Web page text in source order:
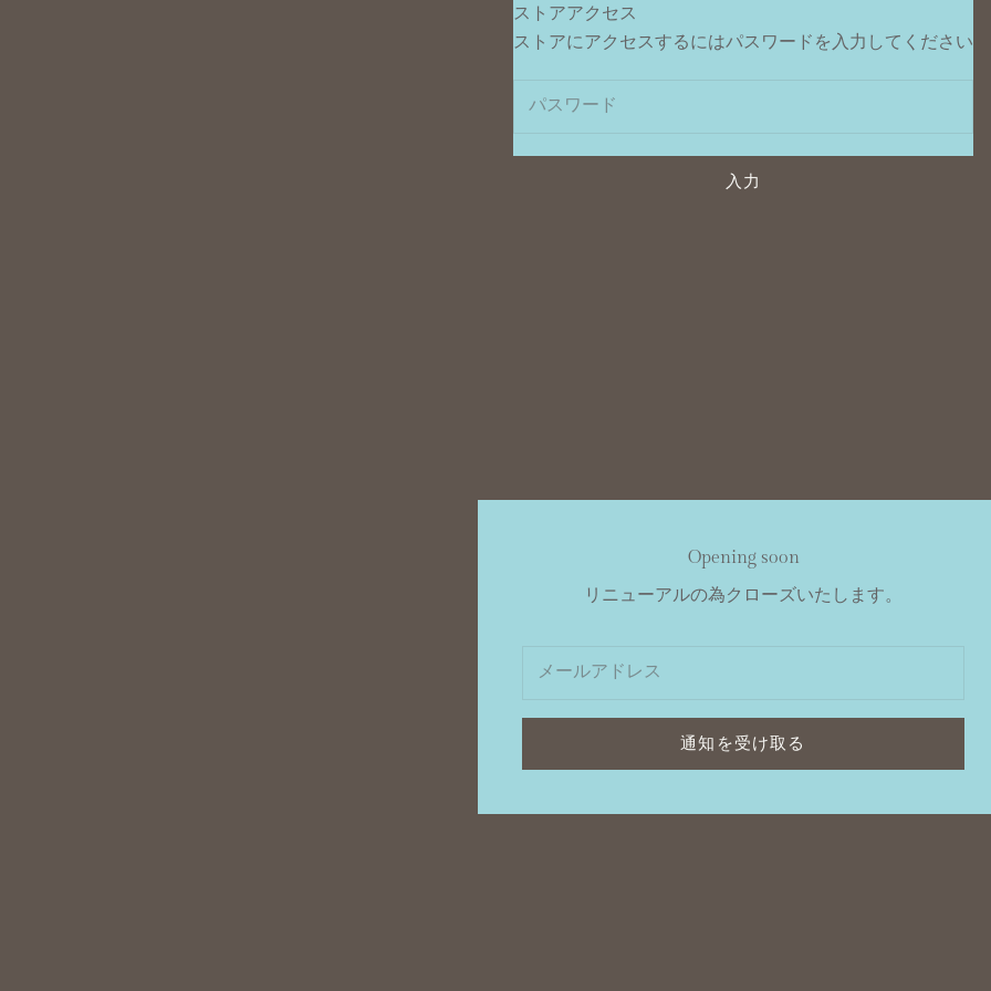
ストアアクセス
ストアにアクセスするにはパスワードを入力してください
入力
Opening soon
リニューアルの為クローズいたします。
通知を受け取る